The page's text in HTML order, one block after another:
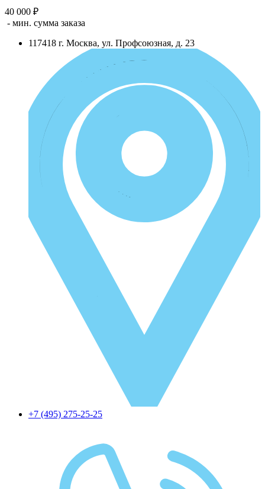
40 000 ₽
- мин. сумма заказа
117418 г. Москва, ул. Профсоюзная, д. 23
+7 (495) 275-25-25